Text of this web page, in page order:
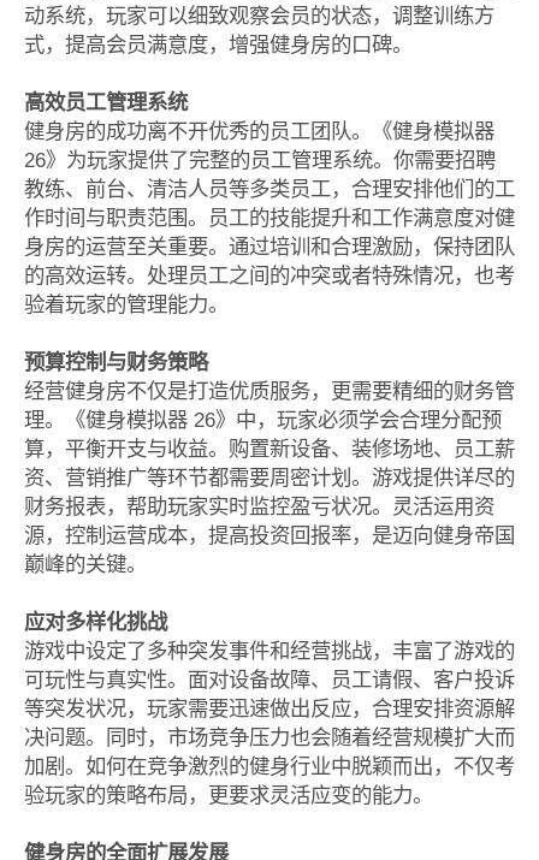
动系统，玩家可以细致观察会员的状态，调整训练方
式，提高会员满意度，增强健身房的口碑。
高效员工管理系统
健身房的成功离不开优秀的员工团队。《健身模拟器
26》为玩家提供了完整的员工管理系统。你需要招聘
教练、前台、清洁人员等多类员工，合理安排他们的工
作时间与职责范围。员工的技能提升和工作满意度对健
身房的运营至关重要。通过培训和合理激励，保持团队
的高效运转。处理员工之间的冲突或者特殊情况，也考
验着玩家的管理能力。
预算控制与财务策略
经营健身房不仅是打造优质服务，更需要精细的财务管
理。《健身模拟器 26》中，玩家必须学会合理分配预
算，平衡开支与收益。购置新设备、装修场地、员工薪
资、营销推广等环节都需要周密计划。游戏提供详尽的
财务报表，帮助玩家实时监控盈亏状况。灵活运用资
源，控制运营成本，提高投资回报率，是迈向健身帝国
巅峰的关键。
应对多样化挑战
游戏中设定了多种突发事件和经营挑战，丰富了游戏的
可玩性与真实性。面对设备故障、员工请假、客户投诉
等突发状况，玩家需要迅速做出反应，合理安排资源解
决问题。同时，市场竞争压力也会随着经营规模扩大而
加剧。如何在竞争激烈的健身行业中脱颖而出，不仅考
验玩家的策略布局，更要求灵活应变的能力。
健身房的全面扩展发展